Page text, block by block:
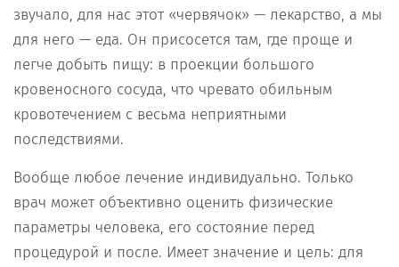
звучало, для нас этот «червячок» — лекарство, а мы
для него — еда. Он присосется там, где проще и
легче добыть пищу: в проекции большого
кровеносного сосуда, что чревато обильным
кровотечением с весьма неприятными
последствиями.
Вообще любое лечение индивидуально. Только
врач может объективно оценить физические
параметры человека, его состояние перед
процедурой и после. Имеет значение и цель: для